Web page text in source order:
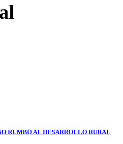
RUMBO AL DESARROLLO RURAL